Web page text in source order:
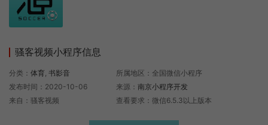
骚客视频小程序信息
分类： 体育, 书影音
发布时间：2020-10-06
来自：骚客视频
所属地区：全国微信小程序
来源：南京小程序开发
查看要求：微信6.5.3以上版本